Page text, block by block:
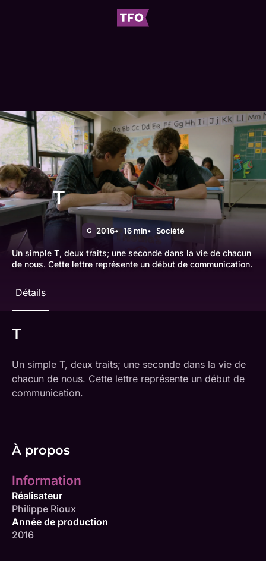
T
G 2016 16 min Société
Un simple T, deux traits; une seconde dans la vie de chacun
de nous. Cette lettre représente un début de communication.
Détails
T
Un simple T, deux traits; une seconde dans la vie de
chacun de nous. Cette lettre représente un début de
communication.
À propos
Information
Réalisateur
Philippe Rioux
Année de production
2016